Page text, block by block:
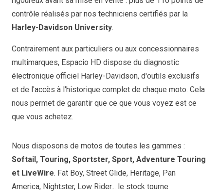
contrôle réalisés par nos techniciens certifiés par la
Harley-Davidson University.
Contrairement aux particuliers ou aux concessionnaires
multimarques, Espacio HD dispose du diagnostic
électronique officiel Harley-Davidson, d'outils exclusifs
et de l'accès à l'historique complet de chaque moto. Cela
nous permet de garantir que ce que vous voyez est ce
que vous achetez.
Nous disposons de motos de toutes les gammes :
Softail, Touring, Sportster, Sport, Adventure Touring
et LiveWire. Fat Boy, Street Glide, Heritage, Pan
America, Nightster, Low Rider... le stock tourne